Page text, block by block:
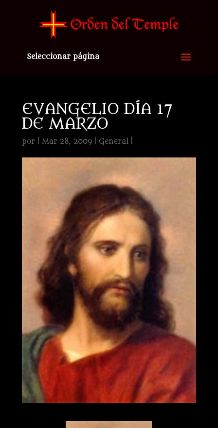
Seleccionar página
EVANGELIO DÍA 17
DE MARZO
por Mar 28, 2009| General|